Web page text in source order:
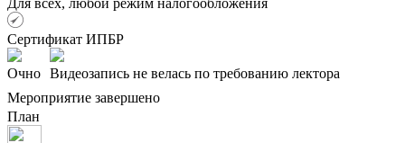
Для всех, любой режим налогообложения
Сертификат ИПБР
Очно Видеозапись не велась по требованию лектора
Мероприятие завершено
План